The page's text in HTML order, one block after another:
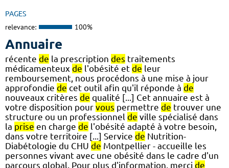
PAGES
relevance: 100%
Annuaire
récente de la prescription des traitements
médicamenteux de l'obésité et de leur
remboursement, nous procédons à une mise à jour
approfondie de cet outil afin qu'il réponde à de
nouveaux critères de qualité [...] Cet annuaire est à
votre disposition pour vous permettre de trouver une
structure ou un professionnel de ville spécialisé dans
la prise en charge de l'obésité adapté à votre besoin,
dans votre territoire [...] Service de Nutrition-
Diabétologie du CHU de Montpellier - accueille les
personnes vivant avec une obésité dans le cadre d'un
parcours global. Pour plus d'information, merci de